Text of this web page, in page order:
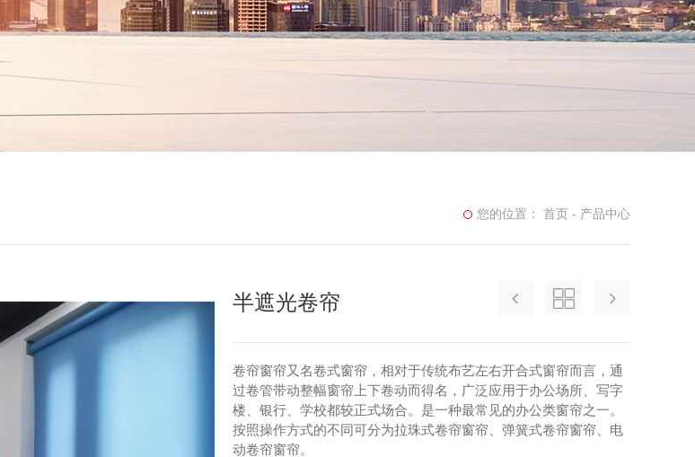
您的位置： 首页 - 产品中心
半遮光卷帘
卷帘窗帘又名卷式窗帘，相对于传统布艺左右开合式窗帘而言，通
过卷管带动整幅窗帘上下卷动而得名，广泛应用于办公场所、写字
楼、银行、学校都较正式场合。是一种最常见的办公类窗帘之一。
按照操作方式的不同可分为拉珠式卷帘窗帘、弹簧式卷帘窗帘、电
动卷帘窗帘。